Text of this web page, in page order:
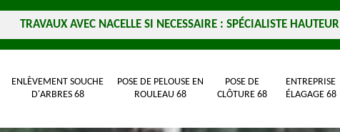
TRAVAUX AVEC NACELLE SI NECESSAIRE : SPÉCIALISTE HAUTEUR
ENLÈVEMENT SOUCHE
D'ARBRES 68
POSE DE PELOUSE EN
ROULEAU 68
POSE DE
CLÔTURE 68
ENTREPRISE
ÉLAGAGE 68